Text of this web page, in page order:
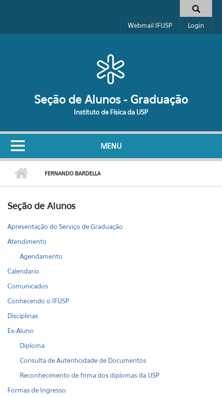
Formulário de busca
Webmail IFUSP Login
Seção de Alunos - Graduação
Instituto de Física da USP
MENU
FERNANDO BARDELLA
Seção de Alunos
Apresentação do Serviço de Graduação
Atendimento
Agendamento
Calendario
Comunicados
Conhecendo o IFUSP
Disciplinas
Ex-Aluno
Diploma
Consulta de Autenticidade de Documentos
Reconhecimento de firma dos diplomas da USP
Formas de Ingresso